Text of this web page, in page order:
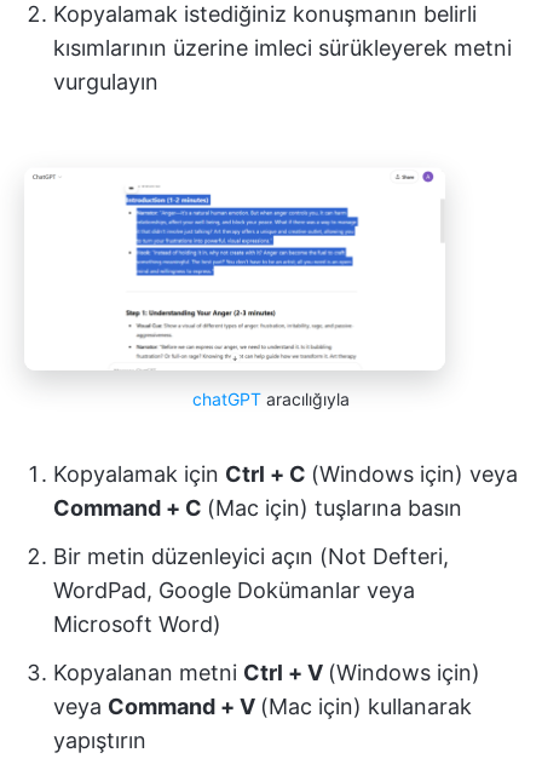
Kopyalamak istediğiniz konuşmanın belirli
kısımlarının üzerine imleci sürükleyerek metni
vurgulayın
chatGPT aracılığıyla
Kopyalamak için Ctrl + C (Windows için) veya
Command + C (Mac için) tuşlarına basın
Bir metin düzenleyici açın (Not Defteri,
WordPad, Google Dokümanlar veya
Microsoft Word)
Kopyalanan metni Ctrl + V (Windows için)
veya Command + V (Mac için) kullanarak
yapıştırın